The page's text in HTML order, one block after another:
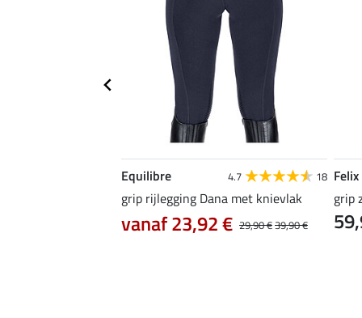
Equilibre 4.7 18
grip rijlegging Dana met knievlak
29,90 €39,90 €
vanaf 23,92 €
grip